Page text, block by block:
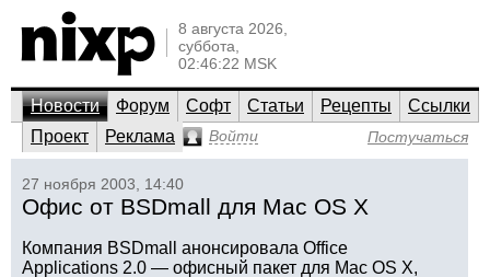
8 августа 2026,
суббота,
02:46:22 MSK
Новости Форум Софт Статьи Рецепты
Ссылки
Проект
Реклама Войти Постучаться
27 ноября 2003, 14:40
Офис от BSDmall для Mac OS X
Компания BSDmall анонсировала Office
Applications 2.0 — офисный пакет для Mac OS X,